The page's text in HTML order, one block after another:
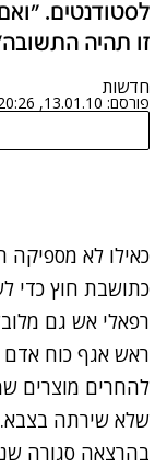
לסטודנטים.
זו תהיה
חדשות
פורסם: 13.01.10, 20:26
כאילו לא
כתושבת חוץ כדי
רפאלי אש גם
ראש אגף כוח אדם
להחרים מוצרים
שלא שירתה בצבא.
בהרצאה סגורה